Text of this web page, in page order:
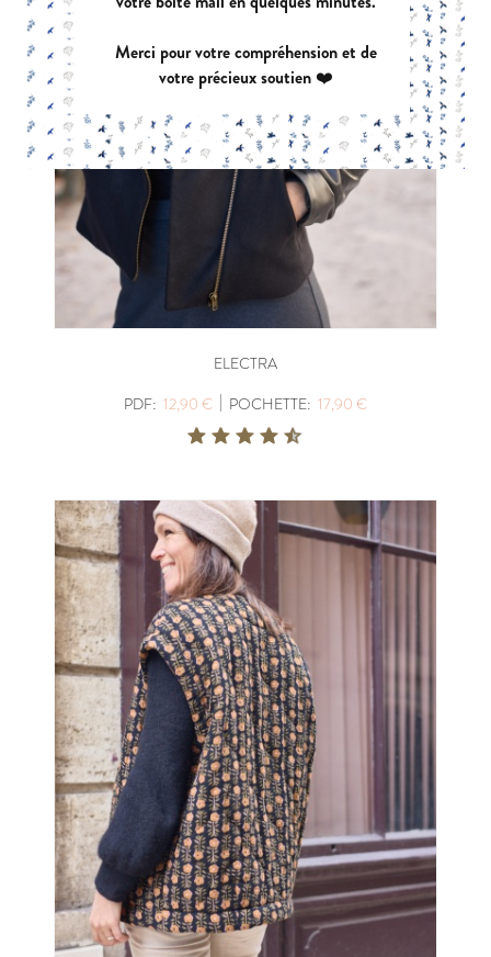
ELECTRA
PDF: 12,90 € | POCHETTE: 17,90 €
Merci pour votre compréhension et de
votre précieux soutien ❤️